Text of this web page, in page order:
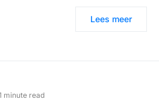
Lees meer
minute read